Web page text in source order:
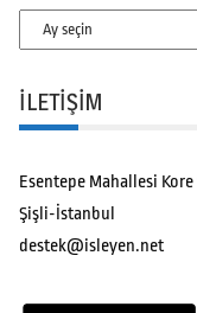
Arşivler
İLETİŞİM
Esentepe Mahallesi
Şişli-İstanbul
destek@isleyen.net